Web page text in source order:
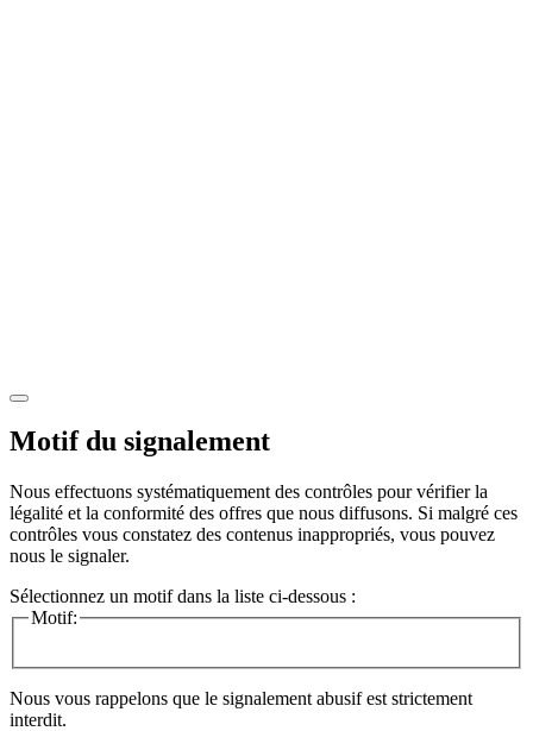
Motif du signalement
Nous effectuons systématiquement des contrôles pour vérifier la
légalité et la conformité des offres que nous diffusons. Si malgré ces
contrôles vous constatez des contenus inappropriés, vous pouvez
nous le signaler.
Sélectionnez un motif dans la liste ci-dessous :
Motif:
Nous vous rappelons que le signalement abusif est strictement
interdit.